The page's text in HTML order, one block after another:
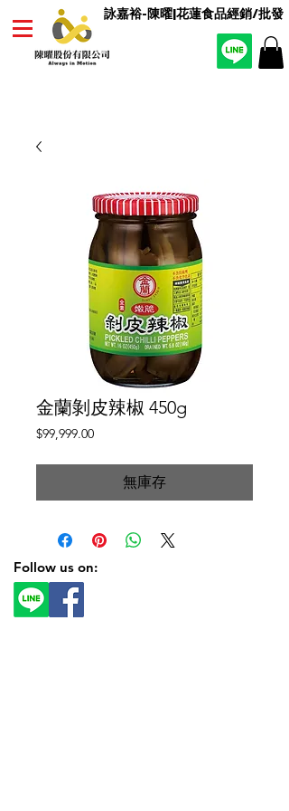
詠嘉裕-陳曜|花蓮食品經銷/批發
金蘭剝皮辣椒 450g
$99,999.00價
無庫存
Follow us on: